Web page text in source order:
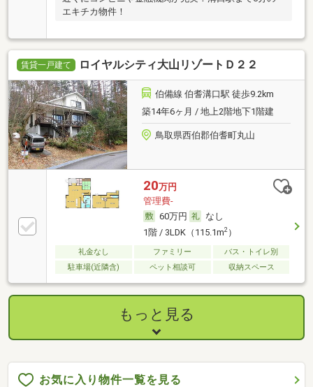
エキチカ物件！
賃貸一戸建て ロイヤルシティ大山リゾートＤ２２
伯備線 伯耆溝口駅 徒歩9.2km
築14年6ヶ月 / 地上2階地下1階建
鳥取県西伯郡伯耆町丸山
20万円
管理費-
60万円
なし
1階 / 3LDK（115.1m2）
礼金なし ファミリー
バス・トイレ別
駐車場(近隣含)
ペット相談可 収納スペース
もっと見る
お気に入り物件一覧を見る